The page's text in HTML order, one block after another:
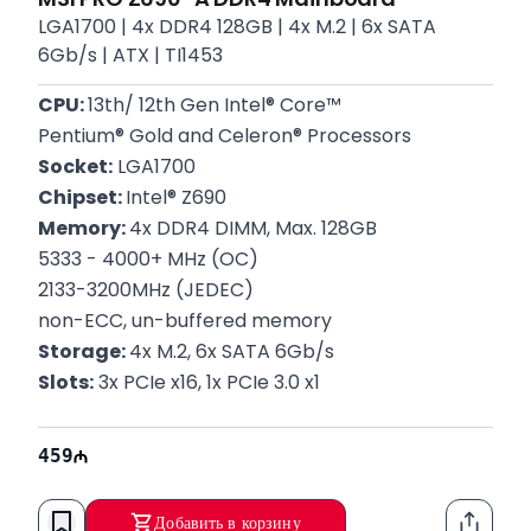
LGA1700 | 4x DDR4 128GB | 4x M.2 | 6x SATA
6Gb/s | ATX | TI1453
CPU: 13th/ 12th Gen Intel® Core™
Pentium® Gold and Celeron® Processors
Socket: LGA1700
Chipset: Intel® Z690
Memory: 4x DDR4 DIMM, Max. 128GB
5333 - 4000+ MHz (OC)
2133-3200MHz (JEDEC)
non-ECC, un-buffered memory
Storage: 4x M.2, 6x SATA 6Gb/s
Slots: 3x PCIe x16, 1x PCIe 3.0 x1
Form Factor:
459
Добавить в корзину